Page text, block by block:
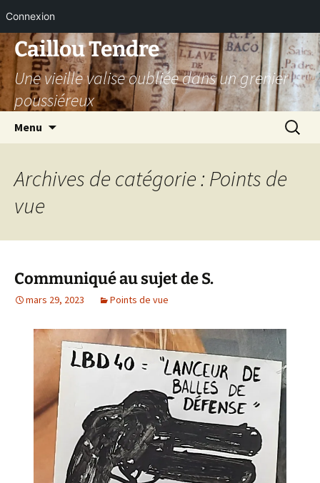
Connexion
Aller
au
contenu
Caillou Tendre
Une vieille valise oubliée dans un grenier
poussiéreux
Menu
Archives de catégorie : Points de
vue
Communiqué au sujet de S.
mars 29, 2023 Points de vue